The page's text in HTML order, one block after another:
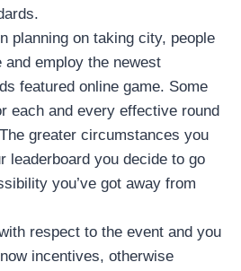
planning on taking city, people
employ the newest
featured online game. Some
each and every effective round
greater circumstances you
leaderboard you decide to go
you’ve got away from
respect to the event and you
incentives, otherwise